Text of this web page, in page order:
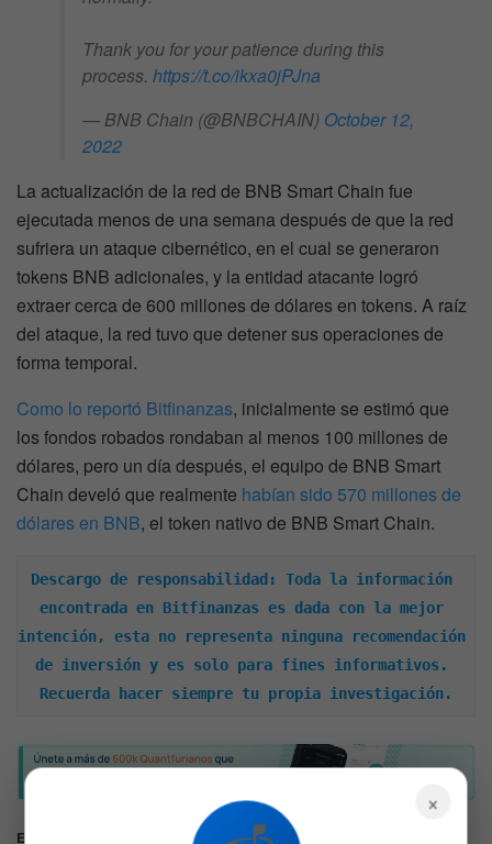
Thank you for your patience during this
process. https://t.co/ikxa0jPJna
— BNB Chain (@BNBCHAIN) October 12,
2022
La actualización de la red de BNB Smart Chain fue
ejecutada menos de una semana después de que la red
sufriera un ataque cibernético, en el cual se generaron
tokens BNB adicionales, y la entidad atacante logró
extraer cerca de 600 millones de dólares en tokens. A raíz
del ataque, la red tuvo que detener sus operaciones de
forma temporal.
Como lo reportó Bitfinanzas, inicialmente se estimó que
los fondos robados rondaban al menos 100 millones de
dólares, pero un día después, el equipo de BNB Smart
Chain develó que realmente habían sido 570 millones de
dólares en BNB, el token nativo de BNB Smart Chain.
Descargo de responsabilidad: Toda la información
encontrada en Bitfinanzas es dada con la mejor
intención, esta no representa ninguna recomendación
de inversión y es solo para fines informativos.
Recuerda hacer siempre tu propia investigación.
Etiquetas: bifurcación dura Binance
×